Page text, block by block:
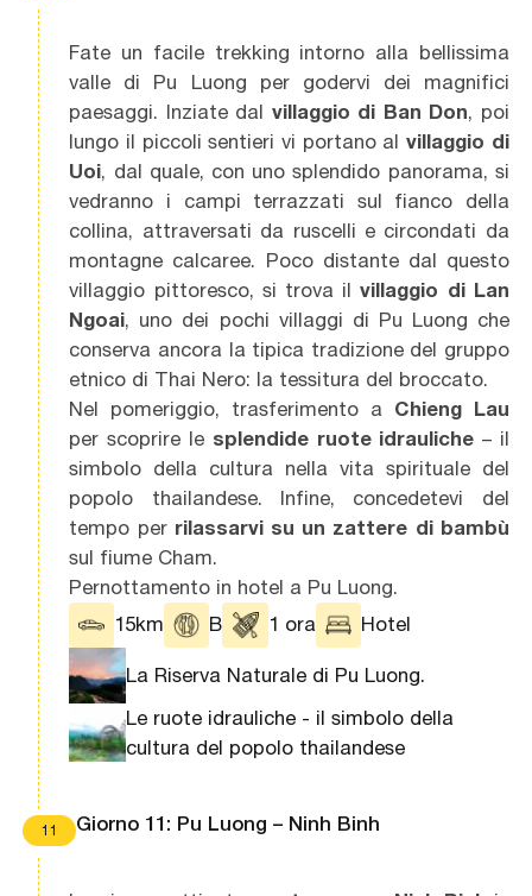
Fate un facile trekking intorno alla bellissima
valle di Pu Luong per godervi dei magnifici
paesaggi. Inziate dal villaggio di Ban Don, poi
lungo il piccoli sentieri vi portano alvillaggio di
Uoi, dal quale, con uno splendido panorama, si
vedranno i campi terrazzati sul fianco della
collina, attraversati da ruscelli e circondati da
montagne calcaree. Poco distante dal questo
villaggio pittoresco, si trova ilvillaggio di Lan
Ngoai, uno dei pochi villaggi di Pu Luong che
conserva ancora la tipica tradizione del gruppo
etnico di Thai Nero: la tessitura del broccato.
Nel pomeriggio, trasferimento a Chieng Lau
per scoprire le splendide ruote idrauliche – il
simbolo della cultura nella vita spirituale del
popolo thailandese. Infine, concedetevi del
tempo per rilassarvi su un zattere di bambù
sul fiume Cham.
Pernottamento in hotel a Pu Luong.
15km
B 1 ora Hotel
La Riserva Naturale di Pu Luong.
Le ruote idrauliche - il simbolo della
cultura del popolo thailandese
11 Giorno 11: Pu Luong – Ninh Binh